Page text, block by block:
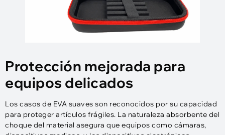
Protección mejorada para
equipos delicados
Los casos de EVA suaves son reconocidos por su capacidad
para proteger artículos frágiles. La naturaleza absorbente del
choque del material asegura que equipos como cámaras,